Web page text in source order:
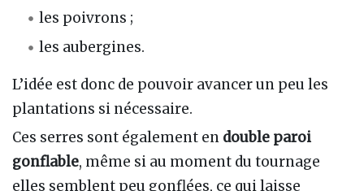
les poivrons ;
les aubergines.
L’idée est donc de pouvoir avancer un peu les
plantations si nécessaire.
Ces serres sont également en double paroi
gonflable, même si au moment du tournage
elles semblent peu gonflées, ce qui laisse